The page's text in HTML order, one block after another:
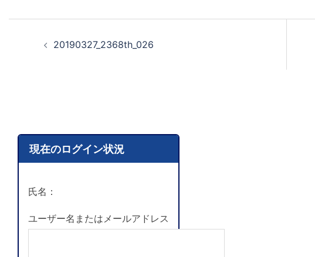
20190327_2368th_026
現在のログイン状況
氏名：
ユーザー名またはメールアドレス